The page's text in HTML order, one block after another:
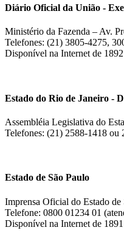
Diário Oficial da União -
Ministério da Fazenda – Av.
Telefones: (21) 3805-4275,
Disponível na Internet de
Estado do Rio de Janeiro -
Assembléia Legislativa do
Telefones: (21) 2588-1418 ou
Estado de São Paulo
Imprensa Oficial do Estado
Telefone: 0800 01234 01
Disponível na Internet de